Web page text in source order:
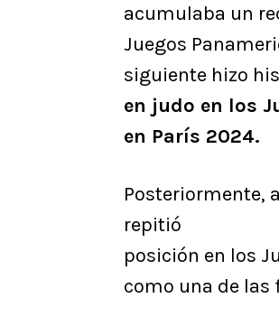
acumulaba un
Juegos
siguiente hizo
en judo en los
en París 2024.
Posteriormente,
repitió
posición en los
como una de